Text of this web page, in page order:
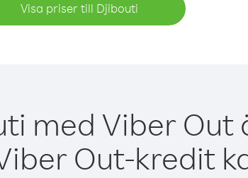
Visa priser till Djibouti
med Viber Out
Out-kredit